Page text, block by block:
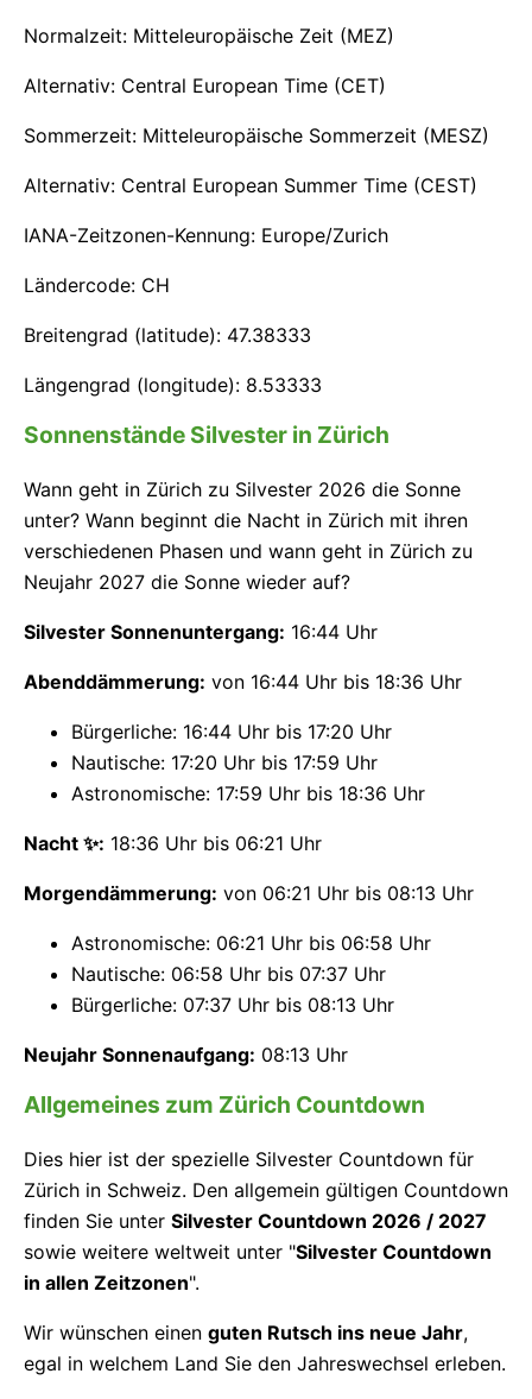
Normalzeit: Mitteleuropäische Zeit (MEZ)
Alternativ: Central European Time (CET)
Sommerzeit: Mitteleuropäische Sommerzeit (MESZ)
Alternativ: Central European Summer Time (CEST)
IANA-Zeitzonen-Kennung: Europe/Zurich
Ländercode: CH
Breitengrad (latitude): 47.38333
Längengrad (longitude): 8.53333
Sonnenstände Silvester in Zürich
Wann geht in Zürich zu Silvester 2026 die Sonne
unter? Wann beginnt die Nacht in Zürich mit ihren
verschiedenen Phasen und wann geht in Zürich zu
Neujahr 2027 die Sonne wieder auf?
Silvester Sonnenuntergang: 16:44 Uhr
Abenddämmerung: von 16:44 Uhr bis 18:36 Uhr
Bürgerliche: 16:44 Uhr bis 17:20 Uhr
Nautische: 17:20 Uhr bis 17:59 Uhr
Astronomische: 17:59 Uhr bis 18:36 Uhr
Nacht ✨: 18:36 Uhr bis 06:21 Uhr
Morgendämmerung: von 06:21 Uhr bis 08:13 Uhr
Astronomische: 06:21 Uhr bis 06:58 Uhr
Nautische: 06:58 Uhr bis 07:37 Uhr
Bürgerliche: 07:37 Uhr bis 08:13 Uhr
Neujahr Sonnenaufgang: 08:13 Uhr
Allgemeines zum Zürich Countdown
Dies hier ist der spezielle Silvester Countdown für
Zürich in Schweiz. Den allgemein gültigen Countdown
finden Sie unter Silvester Countdown 2026 / 2027
sowie weitere weltweit unter "Silvester Countdown
in allen Zeitzonen".
Wir wünschen einen guten Rutsch ins neue Jahr,
egal in welchem Land Sie den Jahreswechsel erleben.